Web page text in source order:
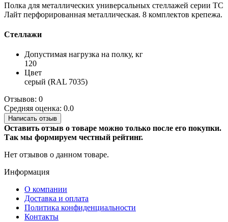
Полка для металлических универсальных стеллажей серии ТС
Лайт перфорированная металлическая. 8 комплектов крепежа.
Стеллажи
Допустимая нагрузка на полку, кг
120
Цвет
серый (RAL 7035)
Отзывов: 0
Средняя оценка: 0.0
Написать отзыв
Оставить отзыв о товаре можно только после его покупки.
Так мы формируем честный рейтинг.
Нет отзывов о данном товаре.
Информация
О компании
Доставка и оплата
Политика конфиденциальности
Контакты